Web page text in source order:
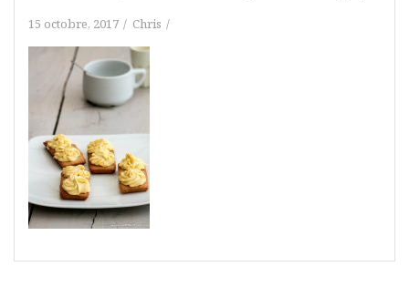
15 octobre, 2017 Chris